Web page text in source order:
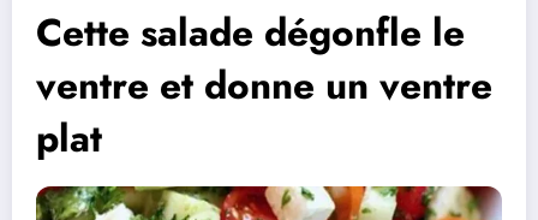
Cette salade dégonfle le
ventre et donne un ventre
plat